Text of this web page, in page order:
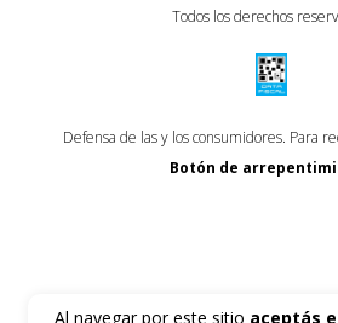
Al navegar por este sitio aceptás
Todos los derechos
Defensa de las y los consumidores. Para
Botón de